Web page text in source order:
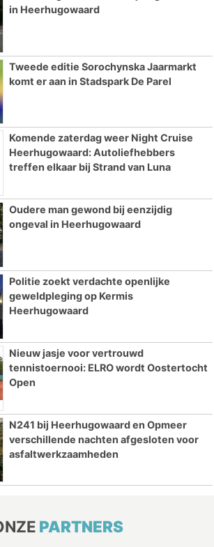
in Heerhugowaard
Tweede editie Sorochynska Jaarmarkt
komt er aan in Stadspark De Parel
Komende zaterdag weer Night Cruise
Heerhugowaard: Autoliefhebbers
treffen elkaar bij Strand van Luna
Oudere man gewond bij eenzijdig
ongeval in Heerhugowaard
Politie zoekt verdachte openlijke
geweldpleging op Kermis
Heerhugowaard
Nieuw jasje voor vertrouwd
tennistoernooi: ELRO wordt Oostertocht
Open
N241 bij Heerhugowaard en Opmeer
verschillende nachten afgesloten voor
asfaltwerkzaamheden
PARTNERS